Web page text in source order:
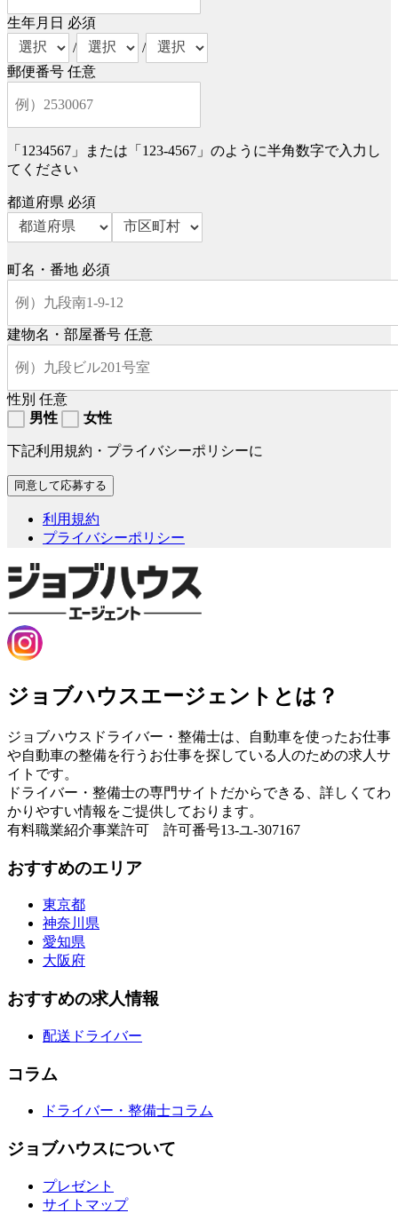
生年月日 必須
/
/
郵便番号 任意
「1234567」または「123-4567」のように半角数字で入力し
てください
都道府県 必須
町名・番地 必須
建物名・部屋番号 任意
性別 任意
男性
女性
下記利用規約・プライバシーポリシーに
利用規約
プライバシーポリシー
ジョブハウスエージェントとは？
ジョブハウスドライバー・整備士は、自動車を使ったお仕事
や自動車の整備を行うお仕事を探している人のための求人サ
イトです。
ドライバー・整備士の専門サイトだからできる、詳しくてわ
かりやすい情報をご提供しております。
有料職業紹介事業許可 許可番号13-ユ-307167
おすすめのエリア
東京都
神奈川県
愛知県
大阪府
おすすめの求人情報
配送ドライバー
コラム
ドライバー・整備士コラム
ジョブハウスについて
プレゼント
サイトマップ